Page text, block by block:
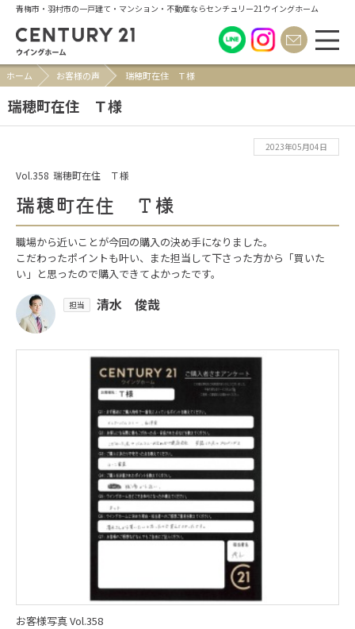
青梅市・羽村市の一戸建て・マンション・不動産ならセンチュリー21ウイングホーム
ホーム お客様の声 瑞穂町在住 Ｔ様
瑞穂町在住 Ｔ様
2023年05月04日
Vol.358 瑞穂町在住 Ｔ様
瑞穂町在住 Ｔ様
職場から近いことが今回の購入の決め手になりました。
こだわったポイントも叶い、また担当して下さった方から「買いた
い」と思ったので購入できてよかったです。
担当 清水 俊哉
お客様写真 Vol.358